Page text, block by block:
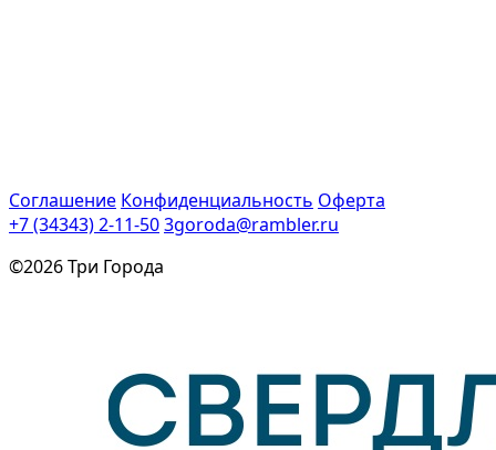
Соглашение Конфиденциальность Оферта
+7 (34343) 2-11-503goroda@rambler.ru
©2026 Три Города